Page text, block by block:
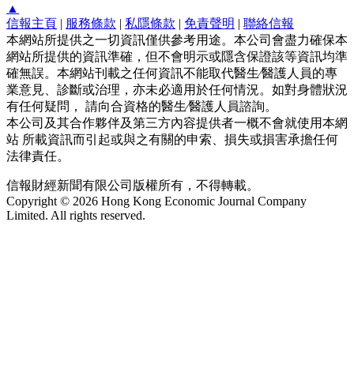
▲
信報主頁 | 服務條款 | 私隱條款 | 免責聲明 | 聯絡信報
本網站所提供之一切資訊僅供參考用途。本公司會盡力確保本
網站所提供的資訊準確，但不會明示或隱含保證該等資訊均準
確無誤。本網站刊載之任何資訊不能取代醫生∕醫護人員的專
業意見、診斷或治理，亦未必適用於任何情況。如對身體狀況
有任何疑問， 請向合資格的醫生∕醫護人員諮詢。
本公司及其合作夥伴及第三方內容提供者一概不會就使用本網
站 所載資訊而引起或與之有關的申索、損失或損害承擔任何
法律責任。
信報財經新聞有限公司版權所有，不得轉載。
Copyright © 2026 Hong Kong Economic Journal Company
Limited. All rights reserved.